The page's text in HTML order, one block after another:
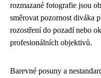
rozmazané fotografie jsou
směrovat pozornost diváka
rozostření do pozadí nebo
profesionálních objektivů.
Barevné posuny a